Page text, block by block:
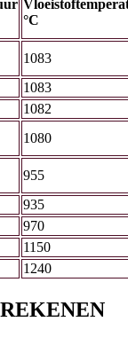
°C
1083
1083
1082
1080
955
935
970
1150
1240